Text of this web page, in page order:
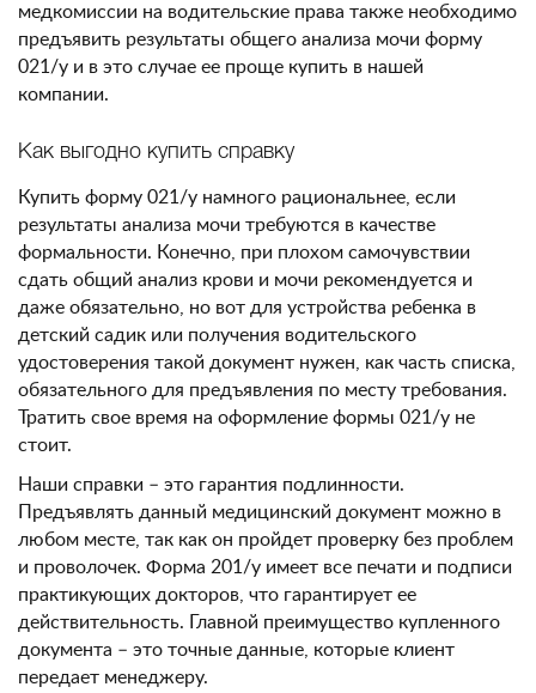
медкомиссии на водительские права также необходимо
предъявить результаты общего анализа мочи форму
021/у и в это случае ее проще купить в нашей
компании.
Как выгодно купить справку
Купить форму 021/у намного рациональнее, если
результаты анализа мочи требуются в качестве
формальности. Конечно, при плохом самочувствии
сдать общий анализ крови и мочи рекомендуется и
даже обязательно, но вот для устройства ребенка в
детский садик или получения водительского
удостоверения такой документ нужен, как часть списка,
обязательного для предъявления по месту требования.
Тратить свое время на оформление формы 021/у не
стоит.
Наши справки – это гарантия подлинности.
Предъявлять данный медицинский документ можно в
любом месте, так как он пройдет проверку без проблем
и проволочек. Форма 201/у имеет все печати и подписи
практикующих докторов, что гарантирует ее
действительность. Главной преимущество купленного
документа – это точные данные, которые клиент
передает менеджеру.